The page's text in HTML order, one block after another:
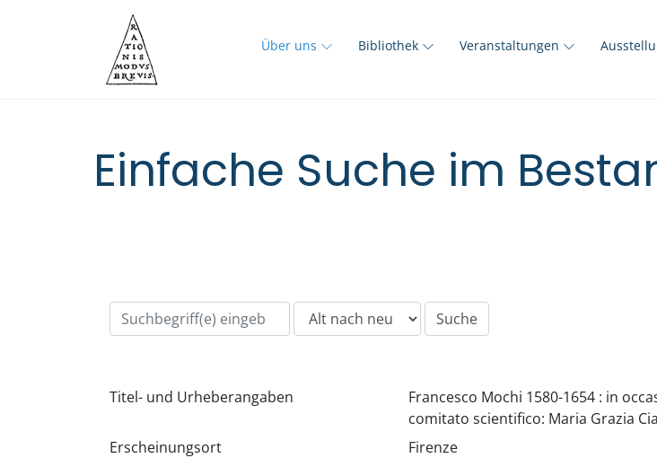
Über uns Bibliothek Veranstaltungen
Einfache Suche im
Titel- und Urheberangaben
Francesco Mochi 1580-1654 : in
comitato scientifico: Maria Grazia
Erscheinungsort
Firenze